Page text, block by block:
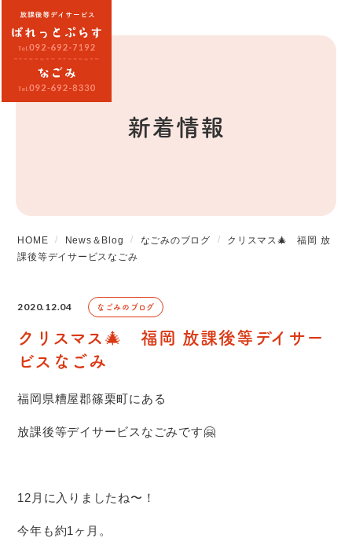
新着情報
HOME News＆Blog なごみのブログ
クリスマス🎄 福岡 放
課後等デイサービスなごみ
2020.12.04 なごみのブログ
クリスマス🎄 福岡 放課後等デイサー
ビスなごみ
福岡県糟屋郡篠栗町にある
放課後等デイサービスなごみです🤗
12月に入りましたね〜！
今年も約1ヶ月。